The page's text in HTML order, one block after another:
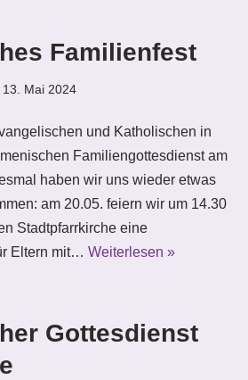
Familienfest
13. Mai 2024
und Katholischen in
Familiengottesdienst am
haben wir uns wieder etwas
am 20.05. feiern wir um 14.30
Stadtpfarrkirche eine
Eltern mit… Weiterlesen »
Gottesdienst